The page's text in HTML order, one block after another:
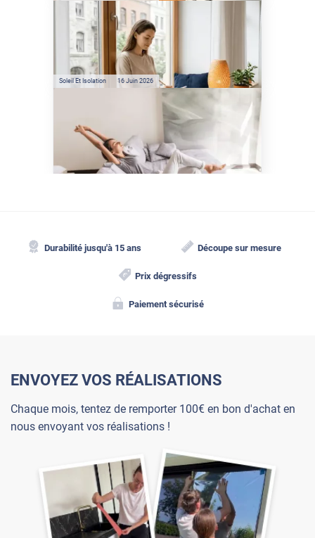
Préservez votre logement de
la chaleur : les conseils de
Jamy de C'est Pas Sorcier
Soleil Et Isolation 16 Juin 2026
Comment protéger sa
maison de la chaleur sans
climatisation ?
Durabilité jusqu'à 15 ans Découpe sur mesure
Prix dégressifs
Paiement sécurisé
ENVOYEZ VOS RÉALISATIONS
Chaque mois, tentez de remporter 100€ en bon d'achat en
nous envoyant vos réalisations !